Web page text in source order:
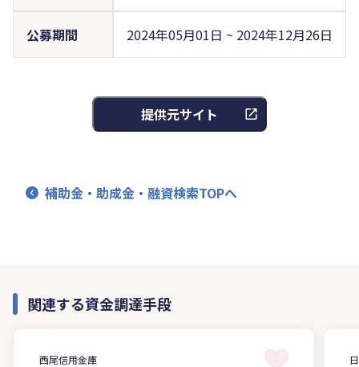
公募期間 2024年05月01日 ~ 2024年12月26日
提供元サイト
補助金・助成金・融資検索TOPへ
関連する資金調達手段
西尾信用金庫